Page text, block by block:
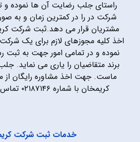
راستای جلب رضایت آن ها نموده
شرکت در را در کمترین زمان و به
مشتریان قرار می دهد.ثبت شرکت
اخذ کلیه مجوزهای لازم برای یک
نموده و در تمامی امور جهت به
برند متقاضیان را یاری می نماید.
ماست. جهت اخذ مشاوره رایگان
کریمخان با شماره ۰۲۱۸۷۱۴۶ تماس حاصل فرمایید.
خدمات ثبت شرکت